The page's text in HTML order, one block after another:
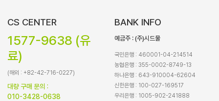
CS CENTER
1577-9638 (유
료)
(해외 : +82-42-716-0227)
대량 구매 문의 :
010-3428-0638
BANK INFO
예금주 : (주)시드물
국민은행 : 460001-04-214514
농협은행 : 355-0002-8749-13
하나은행 : 643-910004-62604
신한은행 : 100-027-169517
우리은행 : 1005-902-241888